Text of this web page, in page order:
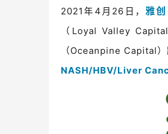
2021年4月26日，雅
（Loyal Valley
（Oceanpine Capital
NASH/HBV/Liver